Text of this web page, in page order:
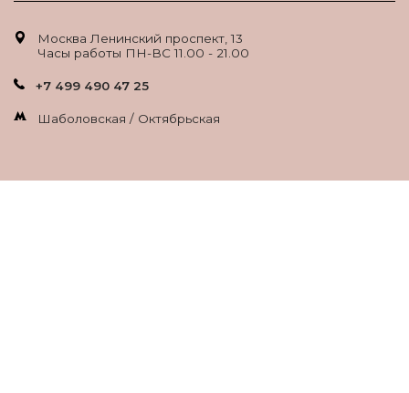
Москва Ленинский проспект, 13
Часы работы ПН-ВС 11.00 - 21.00
+7 499 490 47 25
Шаболовская / Октябрьская